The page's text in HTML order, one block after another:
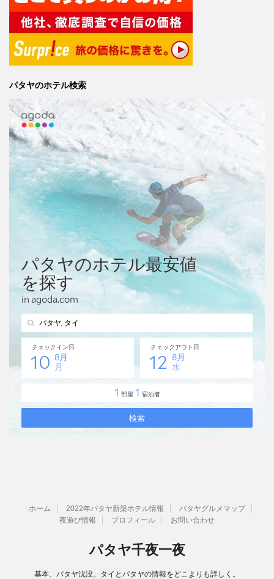
パタヤのホテル検索
ホーム 2022年パタヤ新築ホテル情報
パタヤグルメマップ
夜遊び情報
プロフィール お問い合わせ
パタヤ千夜一夜
基本、パタヤ沈没。タイとパタヤの情報をどこよりも詳しく。